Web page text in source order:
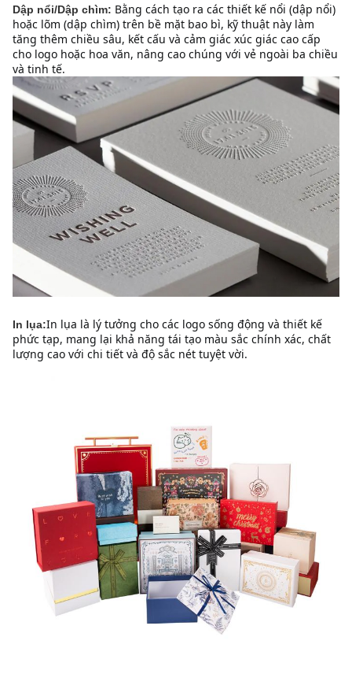
Dập nổi/Dập chìm: Bằng cách tạo ra các thiết kế nổi (dập nổi)
hoặc lõm (dập chìm) trên bề mặt bao bì, kỹ thuật này làm
tăng thêm chiều sâu, kết cấu và cảm giác xúc giác cao cấp
cho logo hoặc hoa văn, nâng cao chúng với vẻ ngoài ba chiều
và tinh tế.
In lụa:In lụa là lý tưởng cho các logo sống động và thiết kế
phức tạp, mang lại khả năng tái tạo màu sắc chính xác, chất
lượng cao với chi tiết và độ sắc nét tuyệt vời.